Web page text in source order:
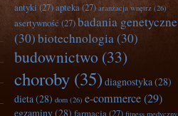
antyki(27)apteka(27) aranżacja wnętrz (26)
asertywność (27)badania genetyczne
(30)biotechnologia(30)
budownictwo (33)
choroby (35) diagnostyka(28)
dieta(28) dom (26) e-commerce(29)
egzaminy(28) farmacja(27) fitness medyczny